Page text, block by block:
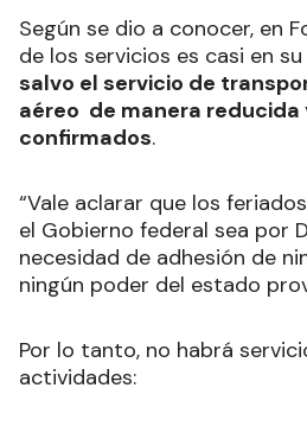
Según se dio a conocer, en
de los servicios es casi en
salvo el servicio de
aéreo de manera reducida
confirmados.
“Vale aclarar que los
el Gobierno federal sea por
necesidad de adhesión de
ningún poder del estado
Por lo tanto, no habrá
actividades: